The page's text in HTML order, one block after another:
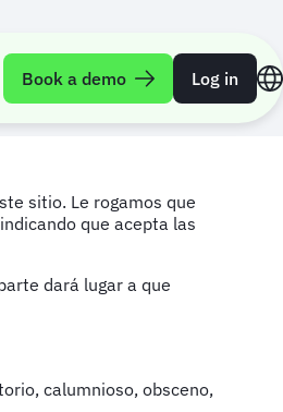
Book a demo Log in
sitio. Le rogamos que
que acepta las
dará lugar a que
calumnioso, obsceno,